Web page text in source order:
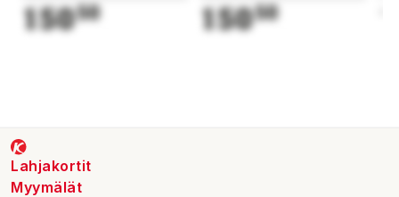
15050 15050
Lahjakortit
Myymälät